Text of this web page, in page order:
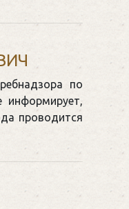
по
информирует,
проводится